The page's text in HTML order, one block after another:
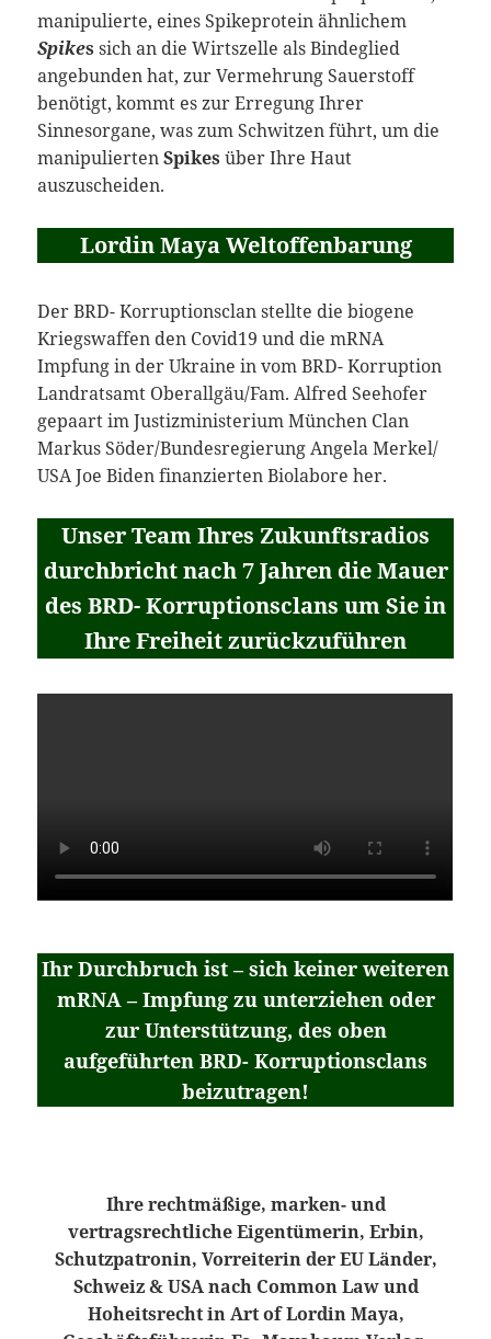
manipulierte, eines Spikeprotein ähnlichem
Spikes sich an die Wirtszelle als Bindeglied
angebunden hat, zur Vermehrung Sauerstoff
benötigt, kommt es zur Erregung Ihrer
Sinnesorgane, was zum Schwitzen führt, um die
manipuliertenSpikes über Ihre Haut
auszuscheiden.
Lordin Maya Weltoffenbarung
Der BRD- Korruptionsclan stellte die biogene
Kriegswaffen den Covid19 und die mRNA
Impfung in der Ukraine in vom BRD- Korruption
Landratsamt Oberallgäu/Fam. Alfred Seehofer
gepaart im Justizministerium München Clan
Markus Söder/Bundesregierung Angela Merkel/
USA Joe Biden finanzierten Biolabore her.
Unser Team Ihres Zukunftsradios
durchbricht nach 7 Jahren die Mauer
des BRD- Korruptionsclans um Sie in
Ihre Freiheit zurückzuführen
Ihr Durchbruch ist – sich keiner weiteren
mRNA – Impfung zu unterziehen oder
zur Unterstützung, des oben
aufgeführten BRD- Korruptionsclans
beizutragen!
Ihre rechtmäßige, marken- und
vertragsrechtliche Eigentümerin, Erbin,
Schutzpatronin, Vorreiterin der EU Länder,
Schweiz & USA nach Common Law und
Hoheitsrecht in Art of Lordin Maya,